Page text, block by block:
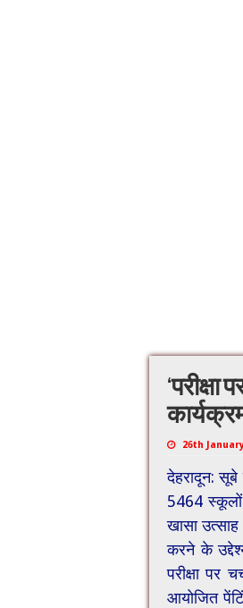
26th
देहरादून: सूबे
5464 स्कूलों
खासा
करने के
परीक्षा पर
आयोजित